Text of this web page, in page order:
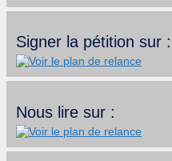
Signer la pétition sur :
Nous lire sur :